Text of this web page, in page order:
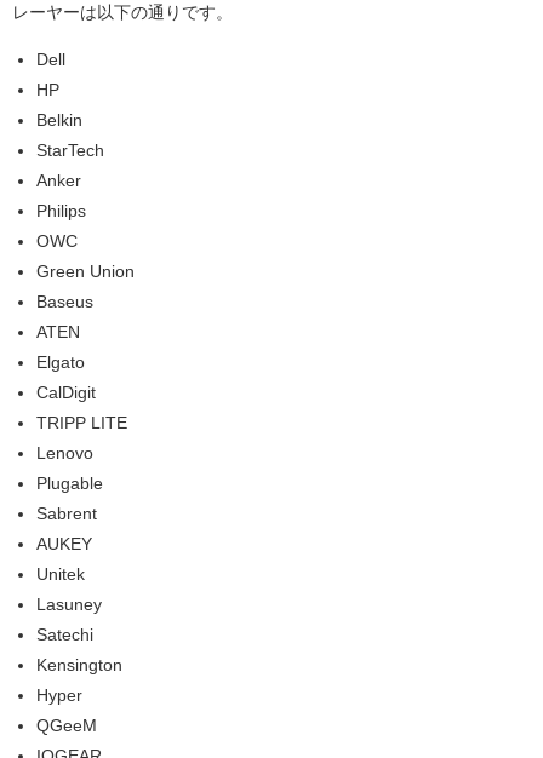
レーヤーは以下の通りです。
Dell
HP
Belkin
StarTech
Anker
Philips
OWC
Green Union
Baseus
ATEN
Elgato
CalDigit
TRIPP LITE
Lenovo
Plugable
Sabrent
AUKEY
Unitek
Lasuney
Satechi
Kensington
Hyper
QGeeM